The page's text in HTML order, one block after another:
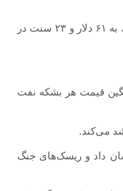
بهای معاملات نفت برنت با ۲۹ سنت معادل ۰.۴۵ درصد کاهش، به ۶۴ دلار و ۴۷ سنت در هر بشکه رسید. بهای معاملات وست تگزاس اینترمدیت آمریکا با ۲۷ سنت معادل ۰.۴۴ درصد کاهش، به ۶۱ دلار و ۲۳ سنت در
دارد میانگین قیمت هر بشکه نفت
واکنش نشان داد و ریسک‌های جنگ